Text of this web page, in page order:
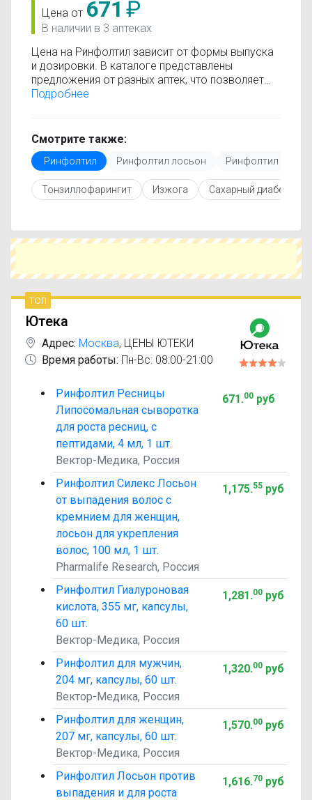
Цена от 671 ₽
В наличии в 3 аптеках
Цена на Ринфолтил зависит от формы выпуска
и дозировки. В каталоге представлены
предложения от разных аптек, что позволяет
быстро найти, где купить Ринфолтил по
только актуальные данные.
Перед покупкой рекомендуется ознакомиться с
инструкцией по применению, показаниями и
противопоказаниями. При необходимости вы
можете подобрать аналоги Ринфолтил с
Чтобы купить Ринфолтил в ближайшей аптеке,
укажите свой город и сравните предложения.
оптимальный вариант по цене и наличию.
Подробнее
Смотрите также:
Ринфолтил Ринфолтил лосьон Ринфолтил
Тонзиллофарингит Изжога Сахарный диабет 2
топ
Ютека
Адрес: Москва, ЦЕНЫ ЮТЕКИ
Время работы: Пн-Вс: 08:00-21:00
Ринфолтил Ресницы
Липосомальная сыворотка
для роста ресниц, с
пептидами, 4 мл, 1 шт.
Вектор-Медика, Россия
671.00руб
Ринфолтил Силекс Лосьон
от выпадения волос с
кремнием для женщин,
лосьон для укрепления
волос, 100 мл, 1 шт.
Pharmalife Research, Россия
1,175.55руб
Ринфолтил Гиалуроновая
кислота, 355 мг, капсулы,
60 шт.
Вектор-Медика, Россия
1,281.00руб
Ринфолтил для мужчин,
204 мг, капсулы, 60 шт.
Вектор-Медика, Россия
1,320.00руб
Ринфолтил для женщин,
207 мг, капсулы, 60 шт.
Вектор-Медика, Россия
1,570.00руб
Ринфолтил Лосьон против
выпадения и для роста
1,616.70руб